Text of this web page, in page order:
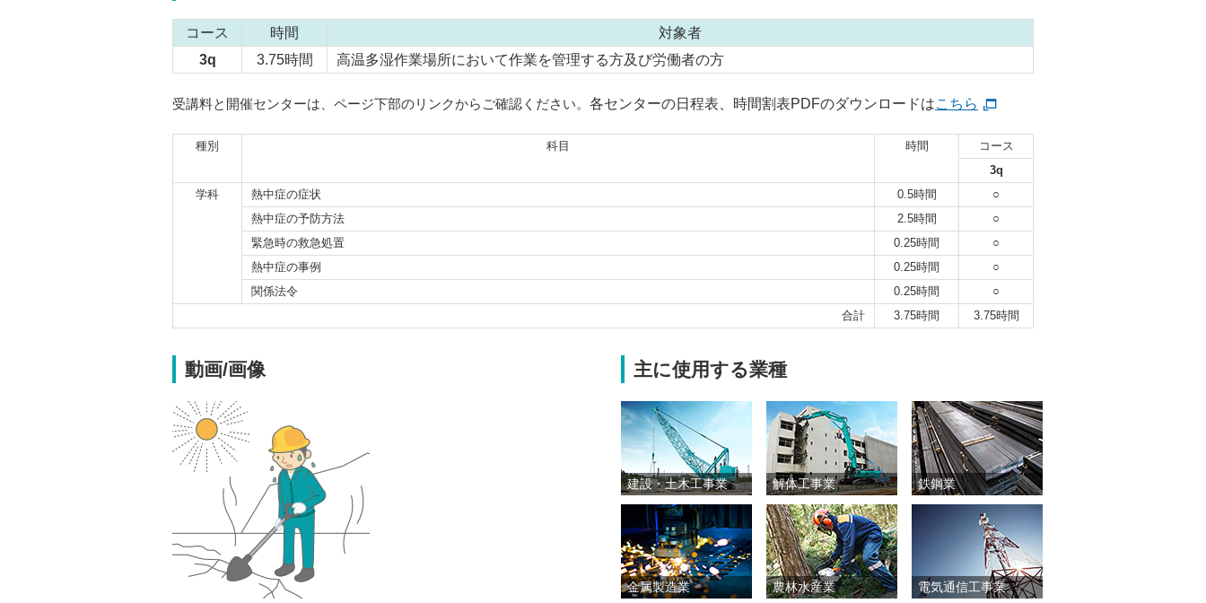
コース 時間
対象者
3q
3.75時間 高温多湿作業場所において作業を管理する方及び労働者の方
受講料と開催センターは、ページ下部のリンクからご確認ください。 各センターの日程表、時間割表PDFのダウンロードはこちら
種別 科目 時間
コース
3q
学科
熱中症の症状 0.5時間
○
熱中症の予防方法
2.5時間
○
緊急時の救急処置
0.25時間
○
熱中症の事例
0.25時間
○
関係法令
0.25時間
○
合計
3.75時間 3.75時間
動画/画像 主に使用する業種
建設・土木工事業 解体工事業 鉄鋼業
金属製造業 農林水産業 電気通信工事業